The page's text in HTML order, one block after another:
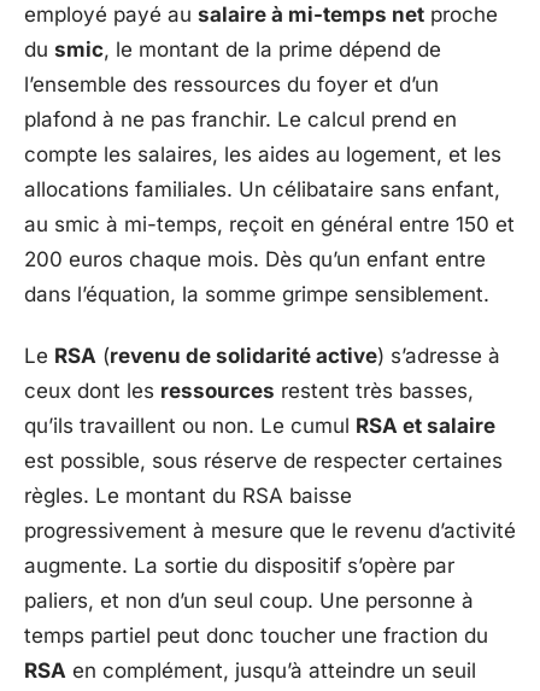
employé payé au salaire à mi-temps net proche
du smic, le montant de la prime dépend de
l’ensemble des ressources du foyer et d’un
plafond à ne pas franchir. Le calcul prend en
compte les salaires, les aides au logement, et les
allocations familiales. Un célibataire sans enfant,
au smic à mi-temps, reçoit en général entre 150 et
200 euros chaque mois. Dès qu’un enfant entre
dans l’équation, la somme grimpe sensiblement.
Le RSA (revenu de solidarité active) s’adresse à
ceux dont les ressources restent très basses,
qu’ils travaillent ou non. Le cumul RSA et salaire
est possible, sous réserve de respecter certaines
règles. Le montant du RSA baisse
progressivement à mesure que le revenu d’activité
augmente. La sortie du dispositif s’opère par
paliers, et non d’un seul coup. Une personne à
temps partiel peut donc toucher une fraction du
RSA en complément, jusqu’à atteindre un seuil